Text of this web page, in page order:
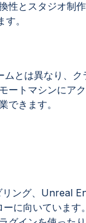
性とスタジオ制
。
ムとは異なり、
ートマシンにア
できます。
ング、Unreal
に向いています